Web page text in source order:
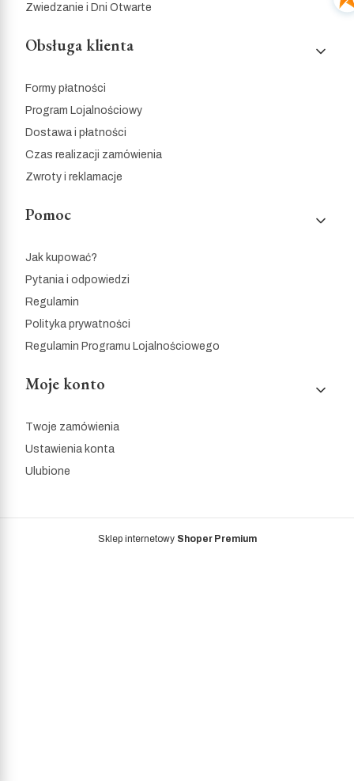
Zwiedzanie i Dni Otwarte
Obsługa klienta
Formy płatności
Program Lojalnościowy
Dostawa i płatności
Czas realizacji zamówienia
Zwroty i reklamacje
Pomoc
Jak kupować?
Pytania i odpowiedzi
Regulamin
Polityka prywatności
Regulamin Programu Lojalnościowego
Moje konto
Twoje zamówienia
Ustawienia konta
Ulubione
Sklep internetowy Shoper Premium